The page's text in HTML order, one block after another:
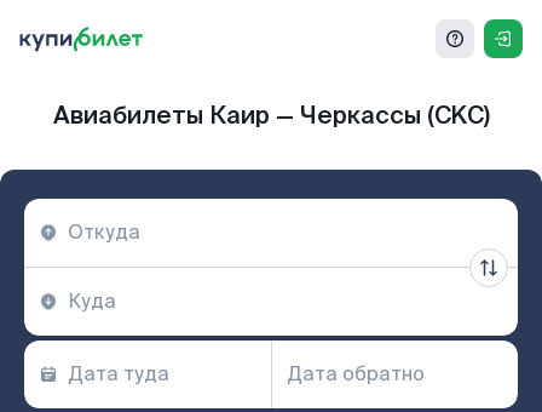
Авиабилеты Каир — Черкассы (CKC)